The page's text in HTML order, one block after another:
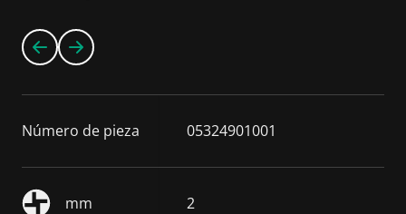
Número de pieza 05324901001
mm 2